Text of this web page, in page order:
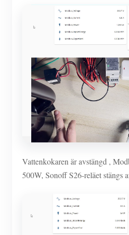
Vattenkokaren är avstängd ,
500W, Sonoff S26-reläet stängs